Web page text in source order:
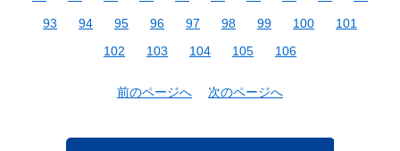
93
94 95 96 97 98 99 100
101
102
103 104 105 106
前のページへ 次のページへ